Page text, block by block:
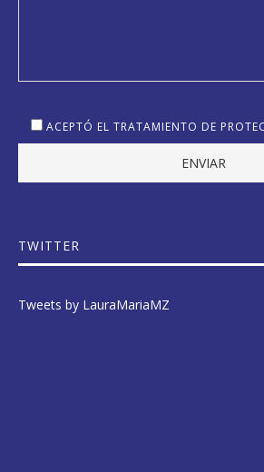
ACEPTÓ EL TRATAMIENTO DE
TWITTER
Tweets by LauraMariaMZ